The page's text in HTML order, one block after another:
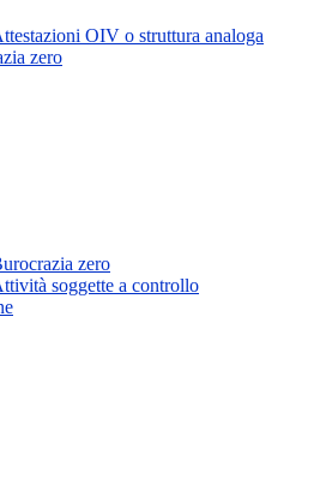
OIV o struttura analoga
zero
zero
soggette a controllo